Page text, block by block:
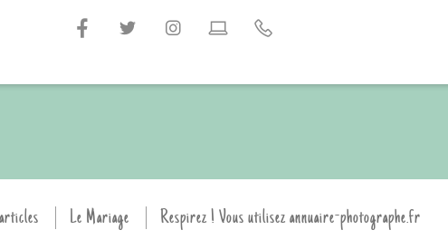
Le Mariage Respirez ! Vous utilisez annuaire-photographe.fr